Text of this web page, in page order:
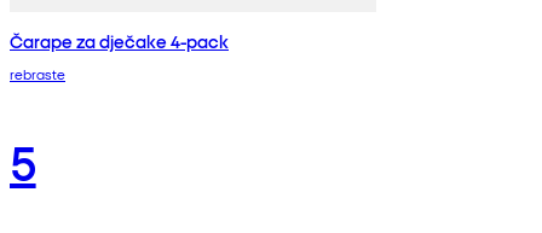
Čarape za dječake 4-pack
rebraste
5